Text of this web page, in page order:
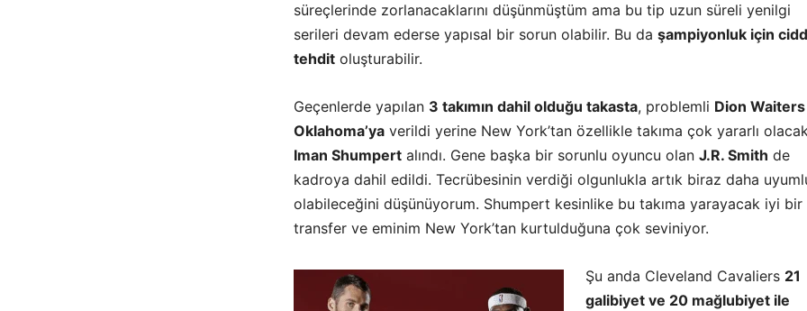
süreçlerinde zorlanacaklarını düşünmüştüm ama bu tip uzun süreli yenilgi
serileri devam ederse yapısal bir sorun olabilir. Bu da şampiyonluk için
tehdit oluşturabilir.
Geçenlerde yapılan 3 takımın dahil olduğu takasta, problemli Dion Waiters
Oklahoma’ya verildi yerine New York’tan özellikle takıma çok yararlı
Iman Shumpert alındı. Gene başka bir sorunlu oyuncu olan J.R. Smith de
kadroya dahil edildi. Tecrübesinin verdiği olgunlukla artık biraz daha
olabileceğini düşünüyorum. Shumpert kesinlike bu takıma yarayacak iyi bir
transfer ve eminim New York’tan kurtulduğuna çok seviniyor.
Şu anda Cleveland Cavaliers 21
galibiyet ve 20 mağlubiyet ile